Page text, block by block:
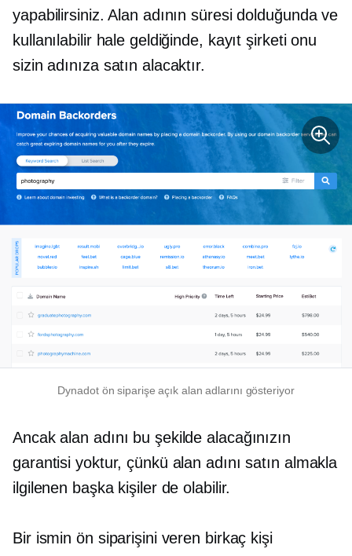
yapabilirsiniz. Alan adının süresi dolduğunda ve
kullanılabilir hale geldiğinde, kayıt şirketi onu
sizin adınıza satın alacaktır.
Dynadot ön siparişe açık alan adlarını gösteriyor
Ancak alan adını bu şekilde alacağınızın
garantisi yoktur, çünkü alan adını satın almakla
ilgilenen başka kişiler de olabilir.
Bir ismin ön siparişini veren birkaç kişi